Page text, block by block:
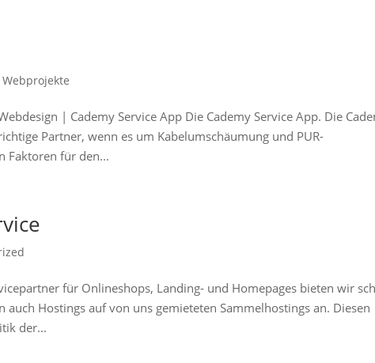
Webprojekte
| Cademy Service App Die Cademy Service App. Die
Partner, wenn es um Kabelumschäumung und PUR-
Faktoren für den...
für Onlineshops, Landing- und Homepages bieten wir
auch Hostings auf von uns gemieteten Sammelhostings an. Diesen
der...